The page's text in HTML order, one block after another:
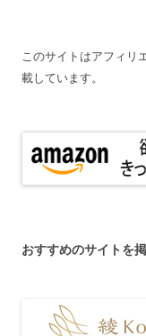
このサイトはアフィリ
載しています。
おすすめのサイトを